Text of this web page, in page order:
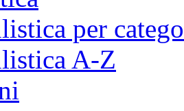
per
A-Z